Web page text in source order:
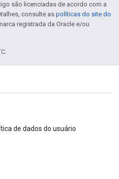
são licenciadas de acordo com a
consulte as políticas do site do
registrada da Oracle e/ou
de dados do usuário